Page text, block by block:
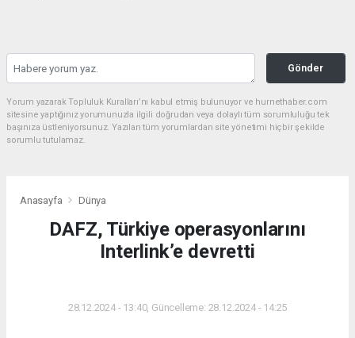
Gönder
Yorum yazarak Topluluk Kuralları’nı kabul etmiş bulunuyor ve hurnethaber.com
sitesine yaptığınız yorumunuzla ilgili doğrudan veya dolaylı tüm sorumluluğu tek
başınıza üstleniyorsunuz. Yazılan tüm yorumlardan site yönetimi hiçbir şekilde
sorumlu tutulamaz.
Anasayfa Dünya
DAFZ, Türkiye operasyonlarını
Interlink’e devretti
28.12.2024 - 13:40, Güncelleme: 28.12.2024 - 14:25